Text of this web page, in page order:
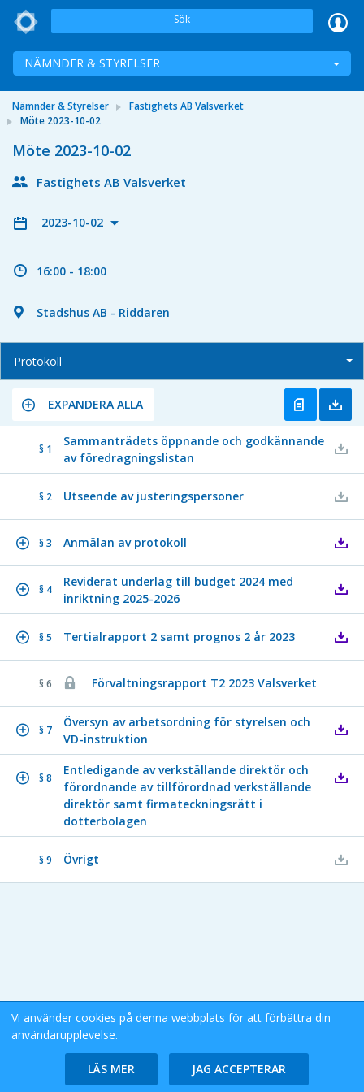
Sök
NÄMNDER & STYRELSER
Nämnder & Styrelser
Fastighets AB Valsverket
Möte 2023-10-02
Möte 2023-10-02
Fastighets AB Valsverket
2023-10-02
16:00 - 18:00
Stadshus AB - Riddaren
Protokoll
EXPANDERA ALLA
§ 1
Sammanträdets öppnande och godkännande
av föredragningslistan
§ 2 Utseende av justeringspersoner
§ 3 Anmälan av protokoll
§ 4
Reviderat underlag till budget 2024 med
inriktning 2025-2026
§ 5 Tertialrapport 2 samt prognos 2 år 2023
§ 6 Förvaltningsrapport T2 2023 Valsverket
§ 7
Översyn av arbetsordning för styrelsen och
VD-instruktion
§ 8
Entledigande av verkställande direktör och
förordnande av tillförordnad verkställande
direktör samt firmateckningsrätt i
dotterbolagen
§ 9 Övrigt
Stockholms Stad eDok Meetings
Tillgänglighetsredogörelse
Vi använder cookies på denna webbplats för att förbättra din
användarupplevelse.